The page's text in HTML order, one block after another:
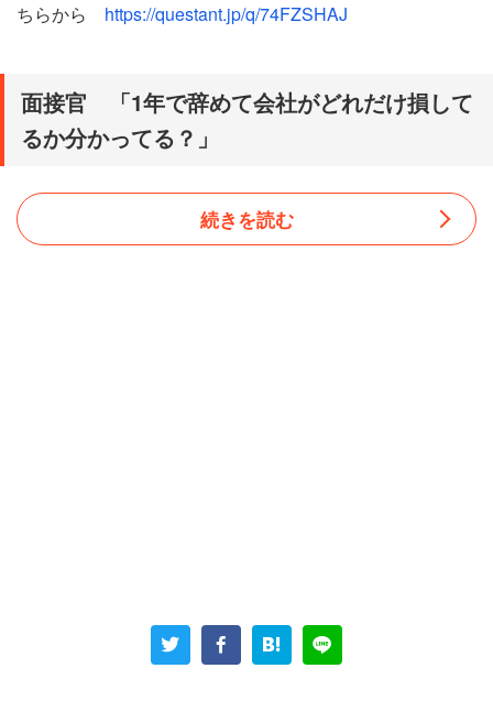
ちらから https://questant.jp/q/74FZSHAJ
面接官 「1年で辞めて会社がどれだけ損して
るか分かってる？」
「会社の上の人達は、履歴書でしか判断出来ないの。こん
続きを読む